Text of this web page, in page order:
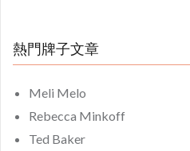
熱門牌子文章
Meli Melo
Rebecca Minkoff
Ted Baker